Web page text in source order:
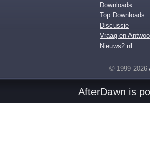
Downloads
Top Downloads
Discussie
Vraag en
Nieuws2.nl
© 1999-2026
AfterDawn is